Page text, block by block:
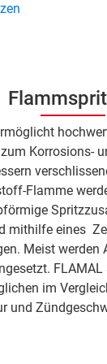
Korrosions-
Flamme
mithilfe eines
Meist werden
im
und